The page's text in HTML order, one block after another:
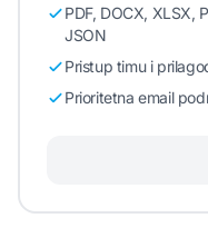
PDF, DOCX, XLSX,
JSON
Pristup timu i
Prioritetna email